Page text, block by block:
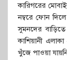
কারিগরের
নম্বরে ফোন
সুমনদের বাড়িতে
কাশিয়ানী
খুঁজে পাওয়া